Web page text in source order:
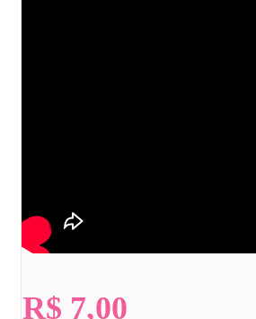
R$ 7,00